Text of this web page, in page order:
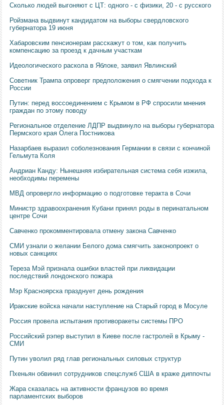
Сколько людей выгоняют с ЦТ: одного - с физики, 20 - с русского
Ройзмана выдвинут кандидатом на выборы свердловского
губернатора 19 июня
Хабаровским пенсионерам расскажут о том, как получить
компенсацию за проезд к дачным участкам
Идеологического раскола в Яблоке, заявил Явлинский
Советник Трампа опроверг предположения о смягчении подхода к
России
Путин: перед воссоединением с Крымом в РФ спросили мнения
граждан по этому поводу
Региональное отделение ЛДПР выдвинуло на выборы губернатора
Пермского края Олега Постникова
Назарбаев выразил соболезнования Германии в связи с кончиной
Гельмута Коля
Андриан Канду: Нынешняя избирательная система себя изжила,
необходимы перемены
МВД опровергло информацию о подготовке теракта в Сочи
Министр здравоохранения Кубани принял роды в перинатальном
центре Сочи
Савченко прокомментировала отмену закона Савченко
СМИ узнали о желании Белого дома смягчить законопроект о
новых санкциях
Тереза Мэй признала ошибки властей при ликвидации
последствий лондонского пожара
Мэр Красноярска празднует день рождения
Иракские войска начали наступление на Старый город в Мосуле
Россия провела испытания противоракеты системы ПРО
Российский рэпер выступил в Киеве после гастролей в Крыму -
СМИ
Путин уволил ряд глав региональных силовых структур
Пхеньян обвинил сотрудников спецслужб США в краже диппочты
Жара сказалась на активности французов во время
парламентских выборов